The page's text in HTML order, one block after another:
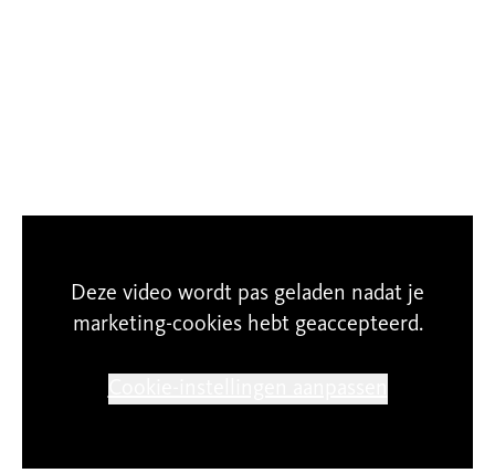
Deze video wordt pas geladen nadat je
marketing-cookies hebt geaccepteerd.